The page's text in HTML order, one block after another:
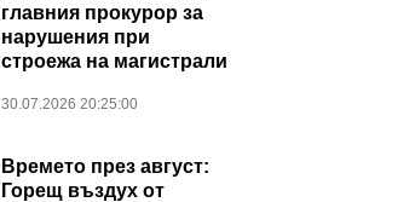
главния прокурор за
нарушения при
строежа на магистрали
30.07.2026 20:25:00
Времето през август:
Горещ въздух от